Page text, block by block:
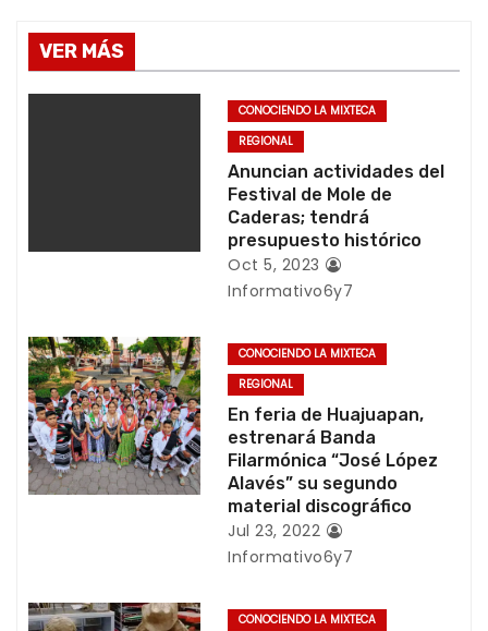
g
a
ó
d
e
e
n
a
VER MÁS
CONOCIENDO LA MIXTECA
REGIONAL
Anuncian actividades del
Festival de Mole de
Caderas; tendrá
presupuesto histórico
Oct 5, 2023
Informativo6y7
CONOCIENDO LA MIXTECA
REGIONAL
En feria de Huajuapan,
estrenará Banda
Filarmónica “José López
Alavés” su segundo
material discográfico
Jul 23, 2022
Informativo6y7
CONOCIENDO LA MIXTECA